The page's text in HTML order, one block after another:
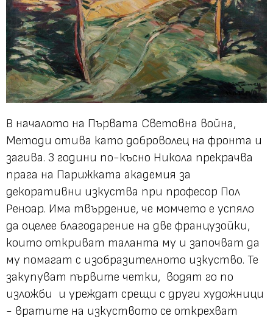
В началото на Първата Световна война,
Методи отива като доброволец на фронта и
загива. 3 години по-късно Никола прекрачва
прага на Парижката академия за
декоративни изкуства при професор Пол
Реноар. Има твърдение, че момчето е успяло
да оцелее благодарение на две французойки,
които откриват таланта му и започват да
му помагат с изобразителното изкуство. Те
закупуват първите четки, водят го по
изложби и уреждат срещи с други художници
- вратите на изкуството се открехват